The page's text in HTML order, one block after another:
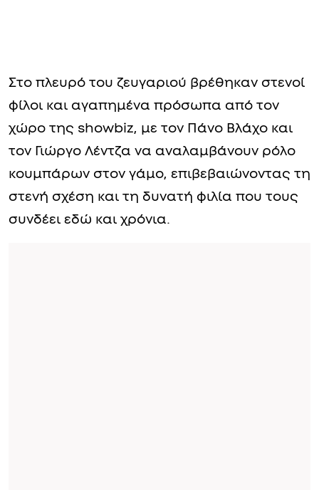
Στο πλευρό του ζευγαριού βρέθηκαν στενοί
φίλοι και αγαπημένα πρόσωπα από τον
χώρο της showbiz, με τον Πάνο Βλάχο και
τον Γιώργο Λέντζα να αναλαμβάνουν ρόλο
κουμπάρων στον γάμο, επιβεβαιώνοντας τη
στενή σχέση και τη δυνατή φιλία που τους
συνδέει εδώ και χρόνια.